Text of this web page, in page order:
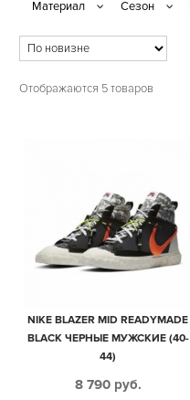
Отображаются 5 товаров
NIKE BLAZER MID READYMADE
BLACK ЧЕРНЫЕ МУЖСКИЕ (40-
44)
8 790 руб.